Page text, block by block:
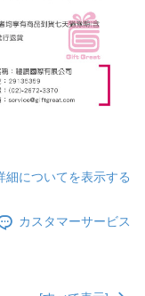
細についてを表示する
カスタマーサービス